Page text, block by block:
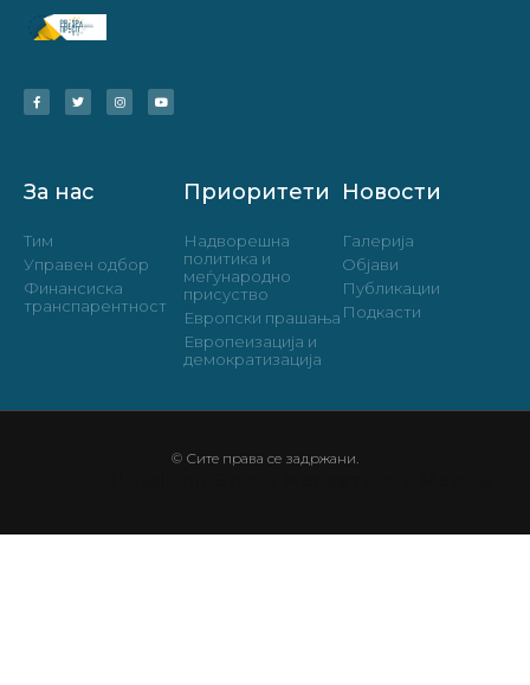
За нас
Тим
Управен одбор
Финансиска
транспарентност
Приоритети
Надворешна
политика и
меѓународно
присуство
Европски прашања
Европеизација и
демократизација
Новости
Галерија
Објави
Публикации
Подкасти
© Сите права се задржани.